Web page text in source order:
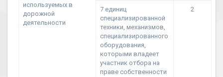
используемых в
дорожной
деятельности
7 единиц
специализированной
техники, механизмов,
специализированного
оборудования,
которыми владеет
участник отбора на
праве собственности
2